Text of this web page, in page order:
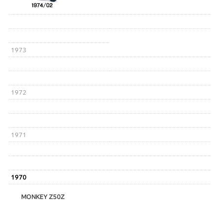
1973
1972
1971
1970
MONKEY Z50Z